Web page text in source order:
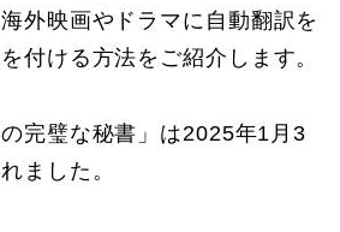
外映画やドラマに自動翻訳を
付ける方法をご紹介します。
完璧な秘書」は2025年1月3
ました。